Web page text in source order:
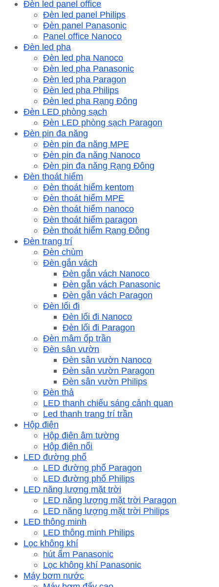
Đèn led panel office
Đèn led panel Philips
Đèn panel Panasonic
Panel office Nanoco
Đèn led pha
Đèn led pha Nanoco
Đèn led pha Panasonic
Đèn led pha Paragon
Đèn led pha Philips
Đèn led pha Rạng Đông
Đèn LED phòng sạch
Đèn LED phòng sạch Paragon
Đèn pin đa năng
Đèn pin đa năng MPE
Đèn pin đa năng Nanoco
Đèn pin đa năng Rạng Đông
Đèn thoát hiểm
Đèn thoát hiểm kentom
Đèn thoát hiểm MPE
Đèn thoát hiểm nanoco
Đèn thoát hiểm paragon
Đèn thoát hiểm Rạng Đông
Đèn trang trí
Đèn chùm
Đèn gắn vách
Đèn gắn vách Nanoco
Đèn gắn vách Panasonic
Đèn gắn vách Paragon
Đèn lối đi
Đèn lối đi Nanoco
Đèn lối đi Paragon
Đèn mâm ốp trần
Đèn sân vườn
Đèn sân vườn Nanoco
Đèn sân vườn Paragon
Đèn sân vườn Philips
Đèn thả
LED thanh chiếu sáng cảnh quan
Led thanh trang trí trần
Hộp điện
Hộp điện âm tường
Hộp điện nổi
LED đường phố
LED đường phố Paragon
LED đường phố Philips
LED năng lượng mặt trời
LED năng lượng mặt trời Paragon
LED năng lượng mặt trời Philips
LED thông minh
LED thông minh Philips
Lọc không khí
hút ẩm Panasonic
Lọc không khí Panasonic
Máy bơm nước